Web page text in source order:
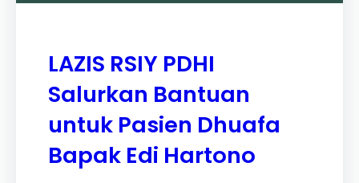
LAZIS RSIY PDHI
Salurkan Bantuan
untuk Pasien Dhuafa
Bapak Edi Hartono